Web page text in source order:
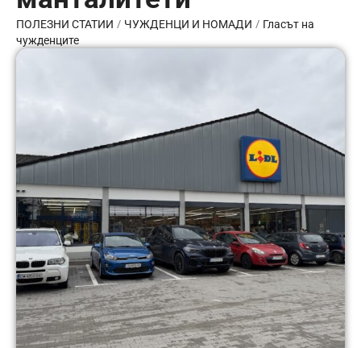
ПОЛЕЗНИ СТАТИИ / ЧУЖДЕНЦИ И НОМАДИ / Гласът на
чужденците